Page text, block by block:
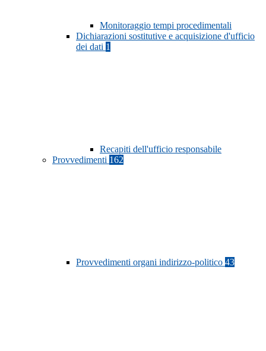
Monitoraggio tempi procedimentali
Dichiarazioni sostitutive e acquisizione d'ufficio
dei dati 1
Recapiti dell'ufficio responsabile
Provvedimenti 162
Provvedimenti organi indirizzo-politico 43